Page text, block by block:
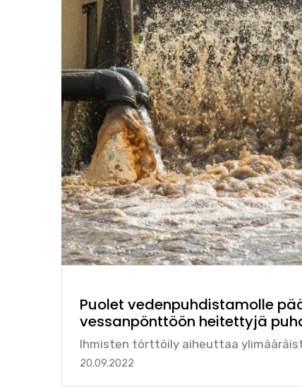
Puolet vedenpuhdistamolle
vessanpönttöön heitettyjä
Ihmisten törttöily aiheuttaa
20.09.2022